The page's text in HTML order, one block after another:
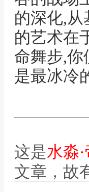
的深化,
的艺术在
命舞步,你
是最冰冷
这是水淼
文章，故